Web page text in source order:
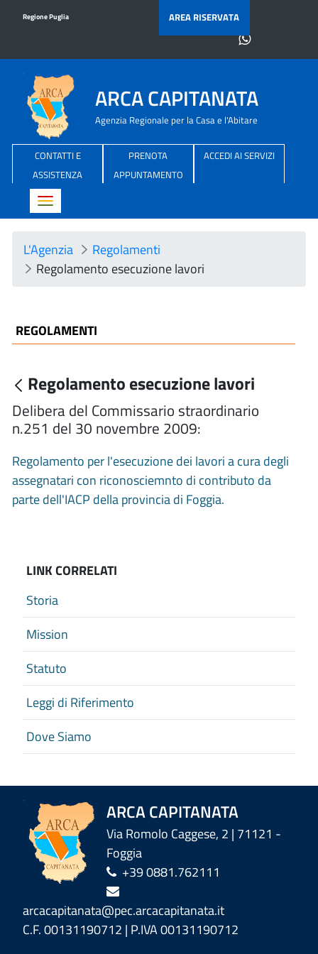
Regione Puglia AREA RISERVATA
ARCA CAPITANATA
Agenzia Regionale per la Casa e l'Abitare
CONTATTI E
ASSISTENZA
PRENOTA
APPUNTAMENTO
ACCEDI AI SERVIZI
Toggle navigation
L'Agenzia
Regolamenti
Regolamento esecuzione lavori
LINK CORRELATI
Storia
Mission
Statuto
Leggi di Riferimento
Dove Siamo
REGOLAMENTI
Regolamento esecuzione lavori
Delibera del Commissario straordinario
n.251 del 30 novembre 2009:
Regolamento per l'esecuzione dei lavori a cura degli
assegnatari con riconosciemnto di contributo da
parte dell'IACP della provincia di Foggia.
ARCA CAPITANATA
Via Romolo Caggese, 2 | 71121 -
Foggia
+39 0881.762111
arcacapitanata@pec.arcacapitanata.it
C.F. 00131190712 | P.IVA 00131190712